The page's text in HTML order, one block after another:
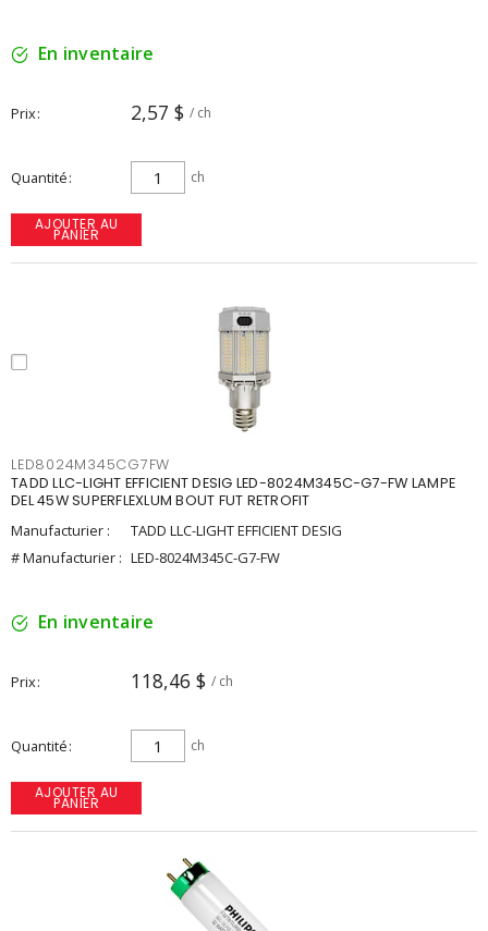
En inventaire
Prix 2,57 $ / ch
Quantité ch
AJOUTER AU
PANIER
LED8024M345CG7FW
TADD LLC-LIGHT EFFICIENT DESIG LED-8024M345C-G7-FW LAMPE
DEL 45W SUPERFLEXLUM BOUT FUT RETROFIT
Manufacturier :
TADD LLC-LIGHT EFFICIENT DESIG
# Manufacturier : LED-8024M345C-G7-FW
En inventaire
Prix 118,46 $ / ch
Quantité ch
AJOUTER AU
PANIER